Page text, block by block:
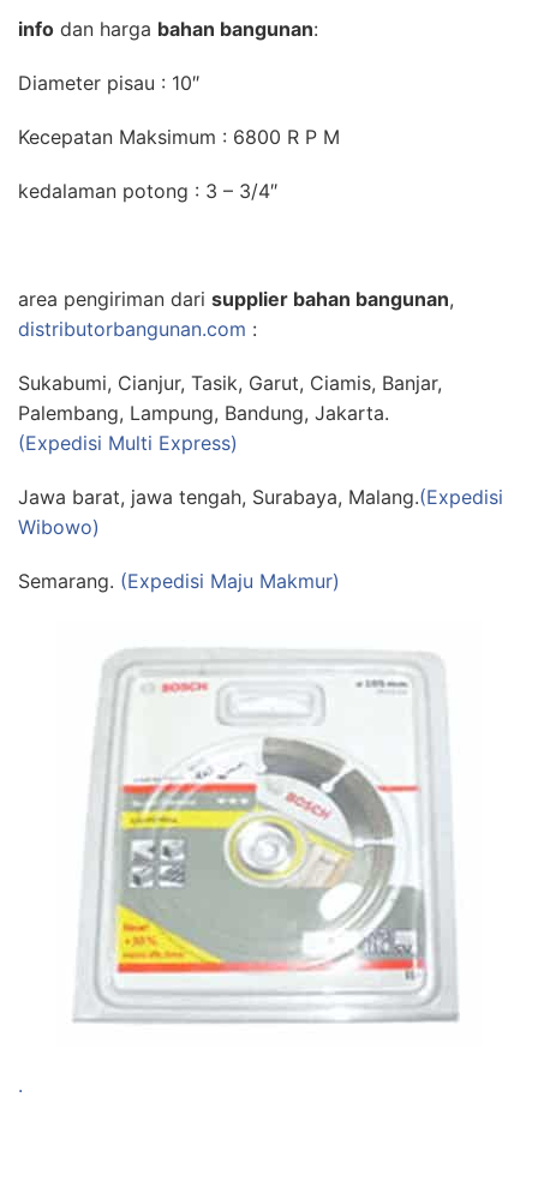
info dan harga bahan bangunan:
Diameter pisau : 10″
Kecepatan Maksimum : 6800 R P M
kedalaman potong : 3 – 3/4″
area pengiriman dari supplier bahan bangunan,
distributorbangunan.com :
Sukabumi, Cianjur, Tasik, Garut, Ciamis, Banjar,
Palembang, Lampung, Bandung, Jakarta.
(Expedisi Multi Express)
Jawa barat, jawa tengah, Surabaya, Malang.(Expedisi
Wibowo)
Semarang. (Expedisi Maju Makmur)
.